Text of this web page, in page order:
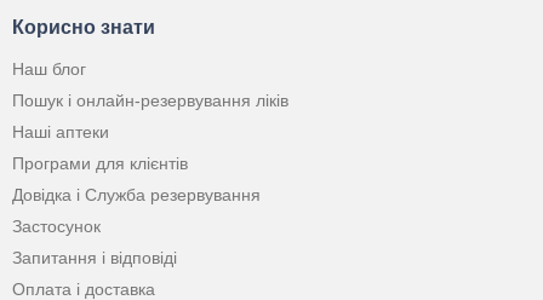
Корисно знати
Наш блог
Пошук і онлайн-резервування ліків
Наші аптеки
Програми для клієнтів
Довідка і Служба резервування
Застосунок
Запитання і відповіді
Оплата і доставка